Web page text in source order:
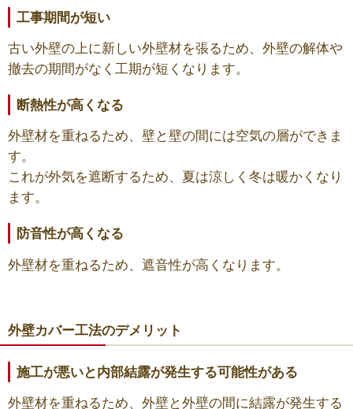
工事期間が短い
古い外壁の上に新しい外壁材を張るため、外壁の解体や
撤去の期間がなく工期が短くなります。
断熱性が高くなる
外壁材を重ねるため、壁と壁の間には空気の層ができま
す。
これが外気を遮断するため、夏は涼しく冬は暖かくなり
ます。
防音性が高くなる
外壁材を重ねるため、遮音性が高くなります。
外壁カバー工法のデメリット
施工が悪いと内部結露が発生する可能性がある
外壁材を重ねるため、外壁と外壁の間に結露が発生する